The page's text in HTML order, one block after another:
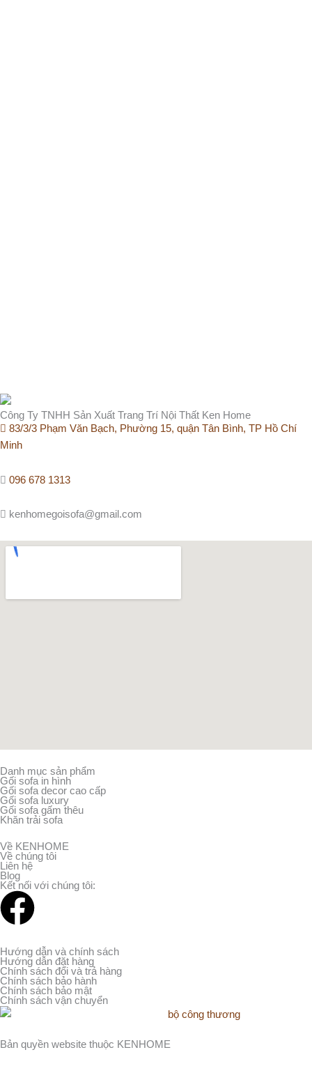
Công Ty TNHH Sản Xuất Trang Trí Nội Thất Ken Home
83/3/3 Phạm Văn Bạch, Phường 15, quận Tân Bình, TP Hồ Chí
Minh
096 678 1313
kenhomegoisofa@gmail.com
Danh mục sản phẩm
Gối sofa in hình
Gối sofa decor cao cấp
Gối sofa luxury
Gối sofa gấm thêu
Khăn trải sofa
Về KENHOME
Về chúng tôi
Liên hệ
Blog
Kết nối với chúng tôi:
F
a
c
e
b
Hướng dẫn và chính sách
Hướng dẫn đặt hàng
Chính sách đổi và trả hàng
Chính sách bảo hành
Chính sách bảo mật
Chính sách vận chuyển
Bản quyền website thuộc KENHOME